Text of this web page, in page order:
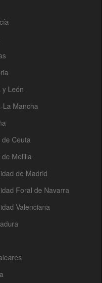
y León
La Mancha
Ceuta
Melilla
de Madrid
Foral de Navarra
Valenciana